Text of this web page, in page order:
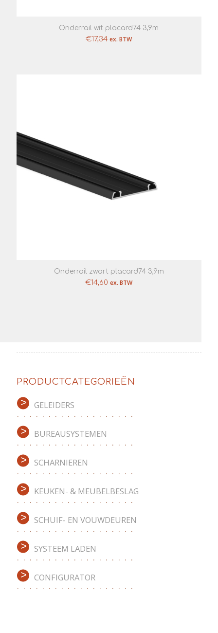
Onderrail wit placard74 3,9m
€17,34 ex. BTW
Onderrail zwart placard74 3,9m
€14,60 ex. BTW
PRODUCTCATEGORIEËN
GELEIDERS
BUREAUSYSTEMEN
SCHARNIEREN
KEUKEN- & MEUBELBESLAG
SCHUIF- EN VOUWDEUREN
SYSTEEM LADEN
CONFIGURATOR